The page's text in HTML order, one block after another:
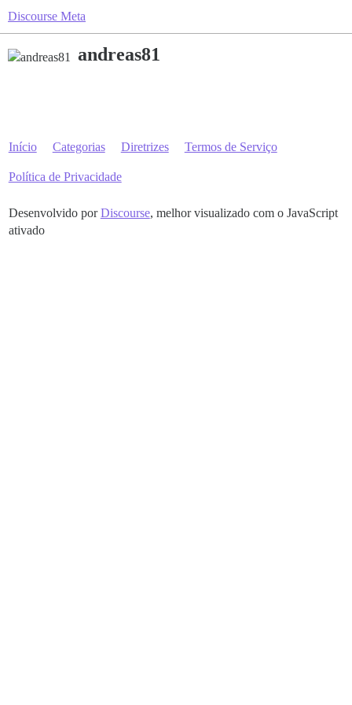
Discourse Meta
andreas81
Início Categorias Diretrizes Termos de Serviço
Política de Privacidade
Desenvolvido porDiscourse, melhor visualizado com o JavaScript
ativado